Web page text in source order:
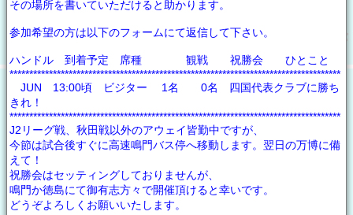
その場所を書いていただけると助かります。
参加希望の方は以下のフォームにて返信して下さい。
ハンドル 到着予定 席種 観戦 祝勝会 ひとこと
************************************************************************************
JUN 13:00頃 ビジター 1名 0名 四国代表クラブに勝ち
きれ！
************************************************************************************
J2リーグ戦、秋田戦以外のアウェイ皆勤中ですが、
今節は試合後すぐに高速鳴門バス停へ移動します。翌日の万博に備
えて！
祝勝会はセッティングしておりませんが、
鳴門か徳島にて御有志方々で開催頂けると幸いです。
どうぞよろしくお願いいたします。